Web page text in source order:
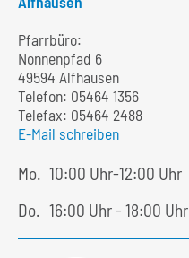
Pfarrbüro:
Nonnenpfad 6
49594 Alfhausen
Telefon: 05464 1356
Telefax: 05464 2488
E-Mail schreiben
Mo.
10:00 Uhr-12:00 Uhr
Do.
16:00 Uhr - 18:00 Uhr.